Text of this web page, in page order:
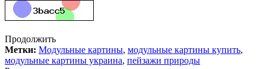
Продолжить
Метки: Модульные картины, модульные картины купить,
модульные картины украина, пейзажи природы